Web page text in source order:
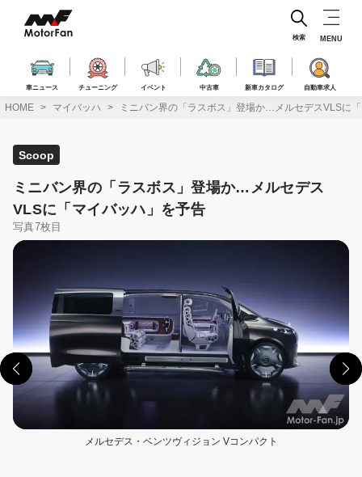
ス
車ニュース チューニング イベント 中古車 新車カタログ 自動車求人
検索 MENU
HOME マイバッハ ミニバン界の「ラスボス」登場か…メルセデスVLSに
Scoop
ミニバン界の「ラスボス」登場か…メルセデス
VLSに「マイバッハ」を予告
写真7枚目
メルセデス・ベンツヴィジョン Vコンパクト